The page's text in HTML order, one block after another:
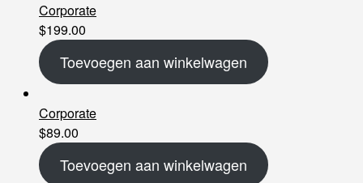
Corporate
$199.00
Toevoegen aan winkelwagen
Corporate
$89.00
Toevoegen aan winkelwagen